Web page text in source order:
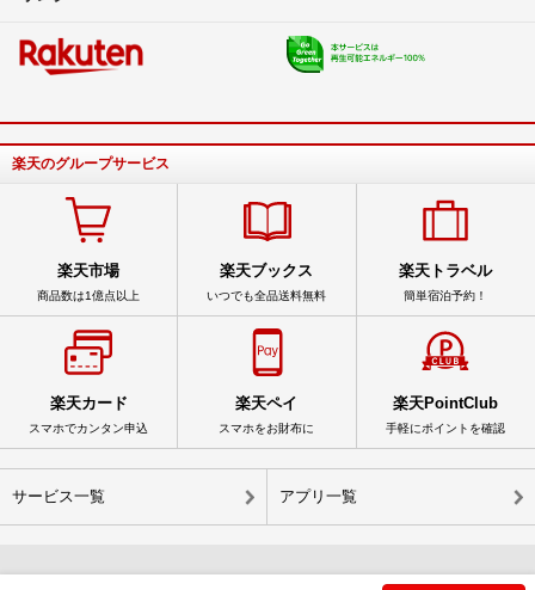
楽天のグループサービス
楽天市場
商品数は1億点以上
楽天ブックス
いつでも全品送料無料
楽天トラベル
簡単宿泊予約！
楽天カード
スマホでカンタン申込
楽天ペイ
スマホをお財布に
楽天PointClub
手軽にポイントを確認
サービス一覧 アプリ一覧